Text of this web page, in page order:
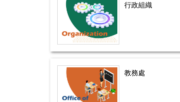
行政組織
教務處